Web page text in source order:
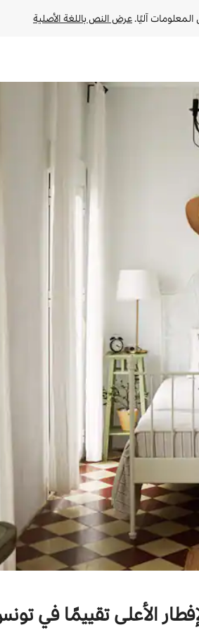
آليًا. عرض النص باللغة الأصلية
السحب.
الأعلى تقييمًا في